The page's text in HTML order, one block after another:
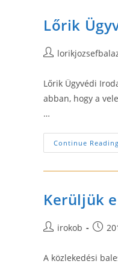
Lőrik
Post
Lőrik Ügyvédi
abban, hogy a
…
Continue Reading
Kerüljük
Postirokob
Post
A közlekedési